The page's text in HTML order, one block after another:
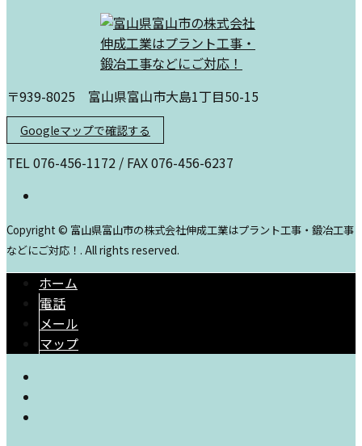
〒939-8025 富山県富山市大島1丁目50-15
Googleマップで確認する
TEL 076-456-1172 / FAX 076-456-6237
Copyright © 富山県富山市の株式会社伸成工業はプラント工事・鍛冶工事
などにご対応！. All rights reserved.
ホーム
電話
メール
マップ